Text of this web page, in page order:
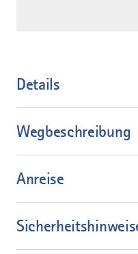
Details
Wegbeschreibung
Anreise